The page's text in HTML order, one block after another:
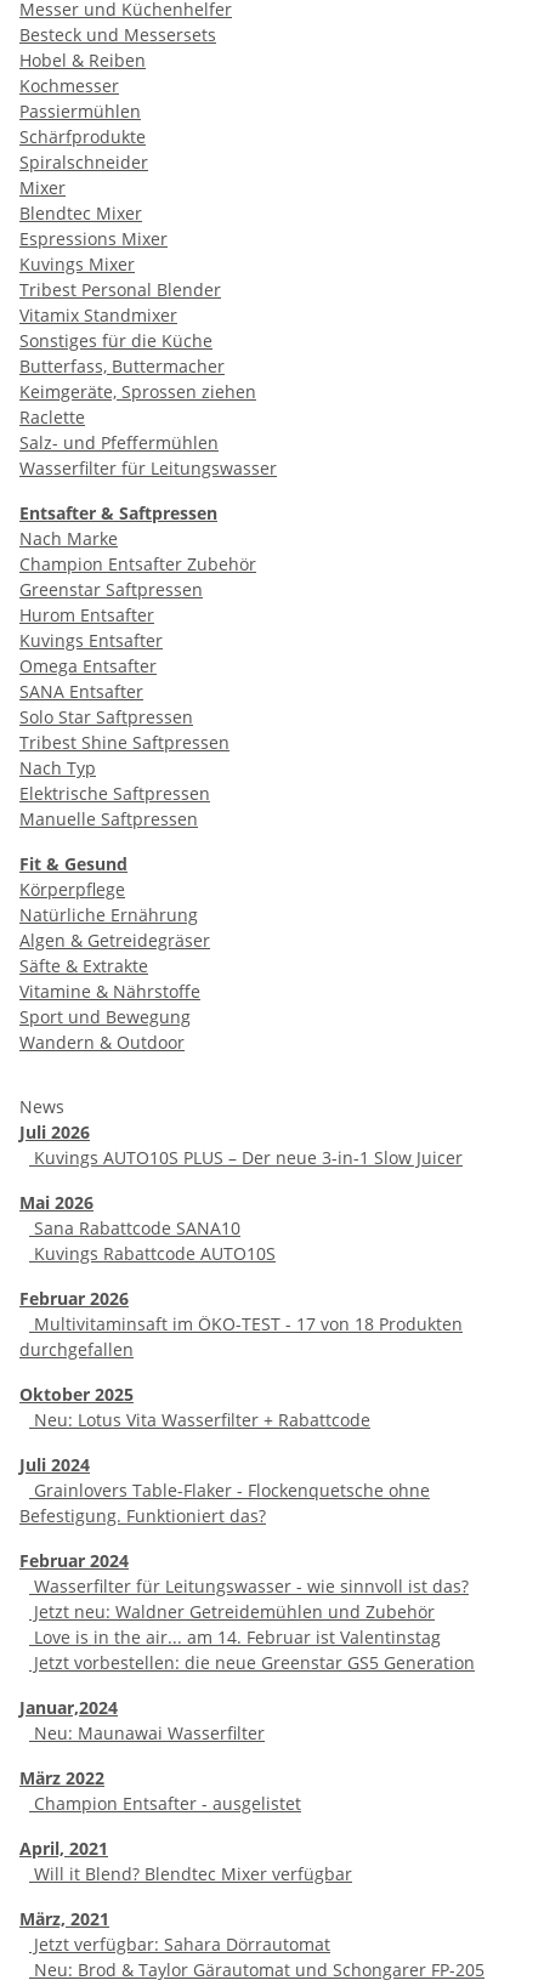
Messer und Küchenhelfer
Besteck und Messersets
Hobel & Reiben
Kochmesser
Passiermühlen
Schärfprodukte
Spiralschneider
Mixer
Blendtec Mixer
Espressions Mixer
Kuvings Mixer
Tribest Personal Blender
Vitamix Standmixer
Sonstiges für die Küche
Butterfass, Buttermacher
Keimgeräte, Sprossen ziehen
Raclette
Salz- und Pfeffermühlen
Wasserfilter für Leitungswasser
Entsafter & Saftpressen
Nach Marke
Champion Entsafter Zubehör
Greenstar Saftpressen
Hurom Entsafter
Kuvings Entsafter
Omega Entsafter
SANA Entsafter
Solo Star Saftpressen
Tribest Shine Saftpressen
Nach Typ
Elektrische Saftpressen
Manuelle Saftpressen
Fit & Gesund
Körperpflege
Natürliche Ernährung
Algen & Getreidegräser
Säfte & Extrakte
Vitamine & Nährstoffe
Sport und Bewegung
Wandern & Outdoor
News
Juli 2026
Kuvings AUTO10S PLUS – Der neue 3-in-1 Slow Juicer
Mai 2026
Sana Rabattcode SANA10
Kuvings Rabattcode AUTO10S
Februar 2026
Multivitaminsaft im ÖKO-TEST - 17 von 18 Produkten
durchgefallen
Oktober 2025
Neu: Lotus Vita Wasserfilter + Rabattcode
Juli 2024
Grainlovers Table-Flaker - Flockenquetsche ohne
Befestigung. Funktioniert das?
Februar 2024
Wasserfilter für Leitungswasser - wie sinnvoll ist das?
Jetzt neu: Waldner Getreidemühlen und Zubehör
Love is in the air... am 14. Februar ist Valentinstag
Jetzt vorbestellen: die neue Greenstar GS5 Generation
Januar,2024
Neu: Maunawai Wasserfilter
März 2022
Champion Entsafter - ausgelistet
April, 2021
Will it Blend? Blendtec Mixer verfügbar
März, 2021
Jetzt verfügbar: Sahara Dörrautomat
Neu: Brod & Taylor Gärautomat und Schongarer FP-205